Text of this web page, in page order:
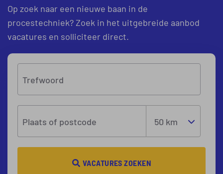
Op zoek naar een nieuwe baan in de
procestechniek? Zoek in het uitgebreide aanbod
vacatures en solliciteer direct.
Trefwoord
Plaats of postcode
VACATURES ZOEKEN